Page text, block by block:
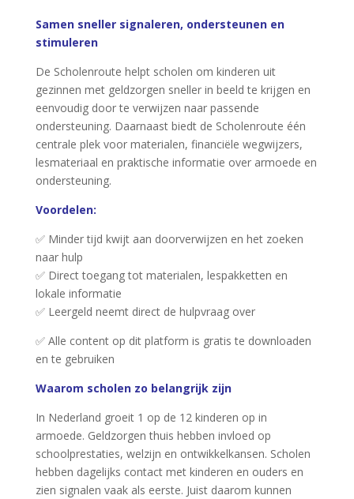
Samen sneller signaleren, ondersteunen en
stimuleren
De Scholenroute helpt scholen om kinderen uit
gezinnen met geldzorgen sneller in beeld te krijgen en
eenvoudig door te verwijzen naar passende
ondersteuning. Daarnaast biedt de Scholenroute één
centrale plek voor materialen, financiële wegwijzers,
lesmateriaal en praktische informatie over armoede en
ondersteuning.
Voordelen:
✅ Minder tijd kwijt aan doorverwijzen en het zoeken
naar hulp
✅ Direct toegang tot materialen, lespakketten en
lokale informatie
✅ Leergeld neemt direct de hulpvraag over
✅ Alle content op dit platform is gratis te downloaden
en te gebruiken
Waarom scholen zo belangrijk zijn
In Nederland groeit 1 op de 12 kinderen op in
armoede. Geldzorgen thuis hebben invloed op
schoolprestaties, welzijn en ontwikkelkansen. Scholen
hebben dagelijks contact met kinderen en ouders en
zien signalen vaak als eerste. Juist daarom kunnen